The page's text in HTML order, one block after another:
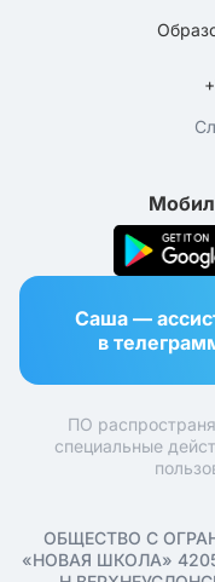
Саша —
в
ПО
специальные
ОБЩЕСТВО С
«НОВАЯ ШКОЛА»